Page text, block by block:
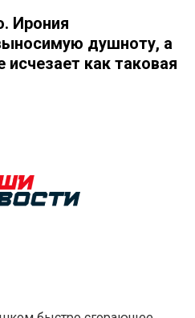
Ирония
душноту, а
как таковая